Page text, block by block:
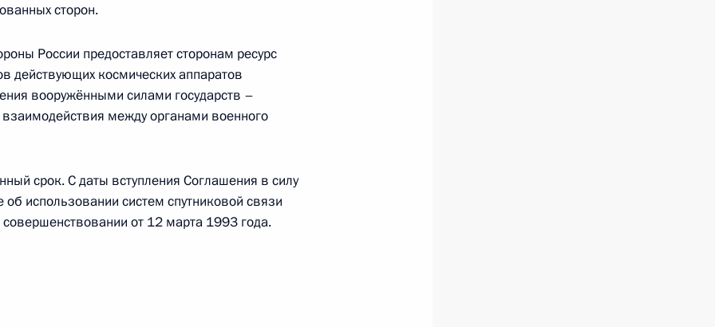
о внесении
определения страны
сторон.
России предоставляет сторонам ресурс
действующих космических аппаратов
вооружёнными силами государств –
между органами военного
срок. С даты вступления Соглашения в силу
использовании систем спутниковой связи
от 12 марта 1993 года.